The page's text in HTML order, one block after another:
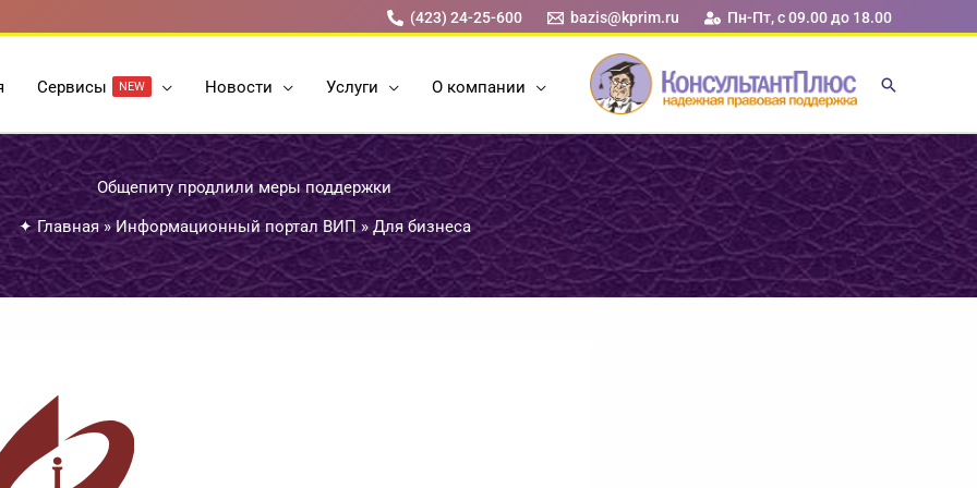
(423) 24-25-600 bazis@kprim.ru Пн-Пт, с 09.00 до 18.00
Cервисы NEW Новости Услуги О компании
Общепиту продлили меры поддержки
✦ Главная»Информационный портал ВИП» Для бизнеса